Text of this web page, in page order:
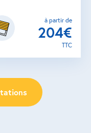
à partir de
204€
TTC